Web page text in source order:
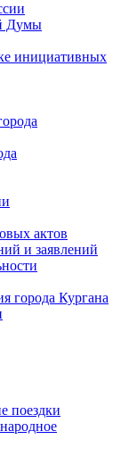
Думы
инициативных
актов
и заявлений
города Кургана
поездки